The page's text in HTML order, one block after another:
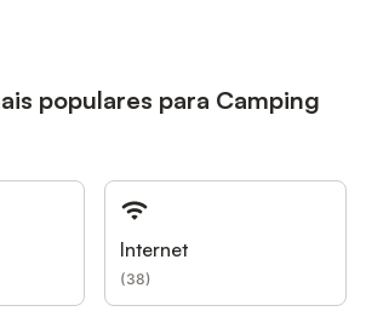
populares para Camping
Internet
(38)